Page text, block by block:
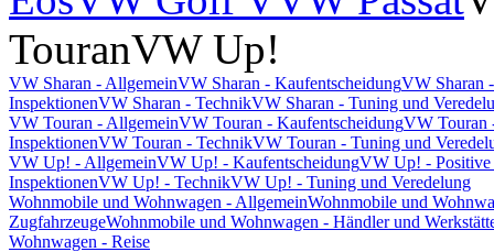
TouranVW Up!
VW Sharan - AllgemeinVW Sharan - KaufentscheidungVW Sharan
InspektionenVW Sharan - TechnikVW Sharan - Tuning und
VW Touran - AllgemeinVW Touran - KaufentscheidungVW Touran
InspektionenVW Touran - TechnikVW Touran - Tuning und
VW Up! - AllgemeinVW Up! - KaufentscheidungVW Up! - Positive
InspektionenVW Up! - TechnikVW Up! - Tuning und Veredelung
Wohnmobile und Wohnwagen - AllgemeinWohnmobile und
ZugfahrzeugeWohnmobile und Wohnwagen - Händler und
Wohnwagen - Reise